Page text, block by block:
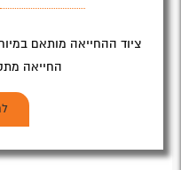
ציוד ההחייאה מותאם
החייאה